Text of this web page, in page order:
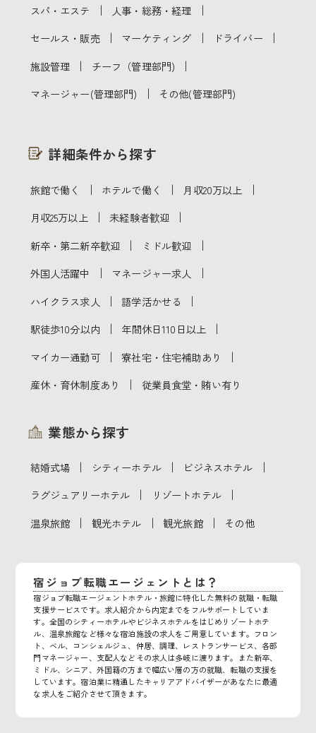
スパ・エステ ｜ 人事・総務・経理 ｜
セールス・販売 ｜ マーケティング ｜ ドライバー ｜
施設管理 ｜ チーフ（管理部門) ｜
マネージャー(管理部門) ｜ その他(管理部門)
詳細条件から探す
旅館で働く ｜ ホテルで働く ｜ 月収20万以上 ｜
月収25万以上 ｜ 未経験者歓迎 ｜
新卒・第二新卒歓迎 ｜ ミドル歓迎 ｜
外国人活躍中 ｜ マネージャー求人 ｜
ハイクラス求人 ｜ 語学活かせる ｜
駅徒歩10分以内 ｜ 年間休日110日以上 ｜
マイカー通勤可 ｜ 寮社宅・住宅補助あり ｜
産休・育休制度あり ｜ 従業員食堂・賄い有り
業態から探す
結婚式場 ｜ シティーホテル ｜ ビジネスホテル ｜
ラグジュアリーホテル ｜ リゾートホテル ｜
温泉旅館 ｜ 観光ホテル ｜ 観光旅館 ｜ その他
宿ジョブ転職エージェントとは？
宿ジョブ転職エージェントホテル・旅館に特化した無料の就職・転職
支援サービスです。求人紹介から内定までをフルサポートしていま
す。全国のシティーホテルやビジネスホテルをはじめリゾートホテ
ル、温泉旅館など様々な宿泊施設の求人をご用意しています。フロン
ト、ベル、コンシェルジュ、仲居、調理、レストランサービス、各部
門マネージャー、支配人などその求人は多岐に渡ります。また新卒、
ミドル、シニア、外国籍の方まで幅広い層の方の就職、転職の支援を
しています。宿泊業に精通したキャリアアドバイザーがあなたに最適
な求人をご紹介させて頂きます。